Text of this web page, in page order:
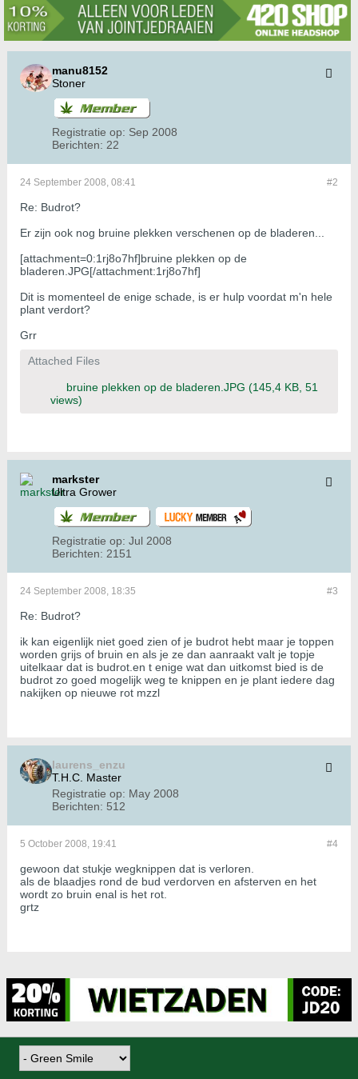
manu8152
Stoner
Registratie op: Sep 2008
Berichten: 22
#2
24 September 2008, 08:41
Re: Budrot?
Er zijn ook nog bruine plekken verschenen op de bladeren...
[attachment=0:1rj8o7hf]bruine plekken op de
bladeren.JPG[/attachment:1rj8o7hf]
Dit is momenteel de enige schade, is er hulp voordat m'n hele
plant verdort?
Grr
Attached Files
bruine plekken op de bladeren.JPG (145,4 KB, 51
views)
markster
Ultra Grower
Registratie op: Jul 2008
Berichten: 2151
#3
24 September 2008, 18:35
Re: Budrot?
ik kan eigenlijk niet goed zien of je budrot hebt maar je toppen
worden grijs of bruin en als je ze dan aanraakt valt je topje
uitelkaar dat is budrot.en t enige wat dan uitkomst bied is de
budrot zo goed mogelijk weg te knippen en je plant iedere dag
nakijken op nieuwe rot mzzl
laurens_enzu
T.H.C. Master
Registratie op: May 2008
Berichten: 512
#4
5 October 2008, 19:41
gewoon dat stukje wegknippen dat is verloren.
als de blaadjes rond de bud verdorven en afsterven en het
wordt zo bruin enal is het rot.
grtz